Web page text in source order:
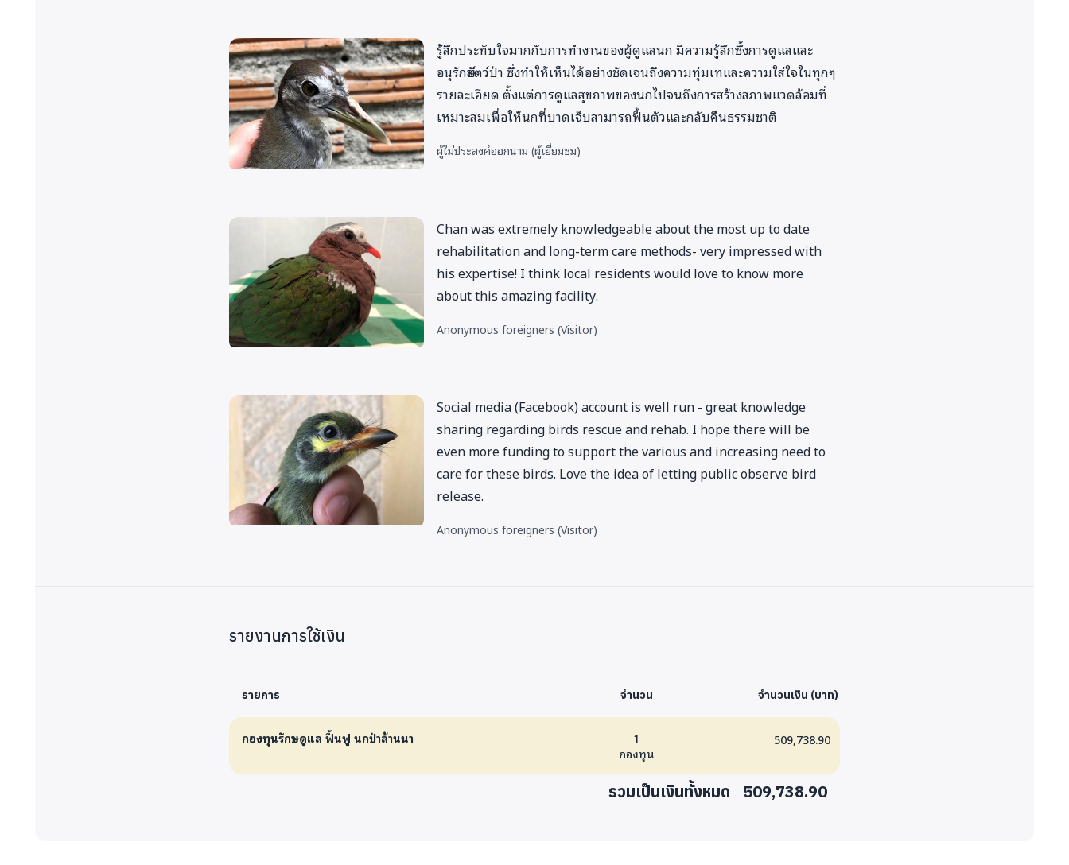
รู้สึกประทับใจมากกับการทำงานของผู้ดูแลนก มีความรู้ลึกซึ้งการดูแลและ
อนุรักษ์สัตว์ป่า ซึ่งทำให้เห็นได้อย่างชัดเจนถึงความทุ่มเทและความใส่ใจในทุกๆ
รายละเอียด ตั้งแต่การดูแลสุขภาพของนกไปจนถึงการสร้างสภาพแวดล้อมที่
เหมาะสมเพื่อให้นกที่บาดเจ็บสามารถฟื้นตัวและกลับคืนธรรมชาติ
ผู้ไม่ประสงค์ออกนาม (ผู้เยี่ยมชม)
Chan was extremely knowledgeable about the most up to date
rehabilitation and long-term care methods- very impressed with
his expertise! I think local residents would love to know more
about this amazing facility.
Anonymous foreigners (Visitor)
Social media (Facebook) account is well run - great knowledge
sharing regarding birds rescue and rehab. I hope there will be
even more funding to support the various and increasing need to
care for these birds. Love the idea of letting public observe bird
release.
Anonymous foreigners (Visitor)
รายงานการใช้เงิน
รายการ จำนวน จำนวนเงิน (บาท)
กองทุนรักษา ดูแล ฟื้นฟู นกป่าล้านนา
1
กองทุน
509,738.90
รวมเป็นเงินทั้งหมด 509,738.90